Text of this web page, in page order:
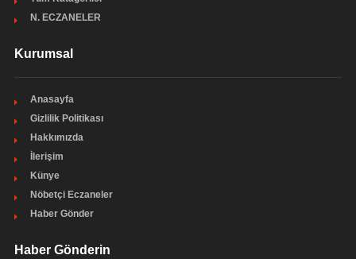
N. ECZANELER
Kurumsal
Anasayfa
Gizlilik Politikası
Hakkımızda
İlerişim
Künye
Nöbetçi Eczaneler
Haber Gönder
Haber Gönderin